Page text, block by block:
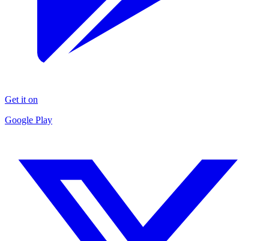
Get it on
Google Play